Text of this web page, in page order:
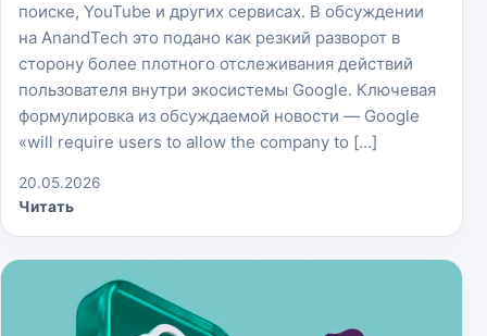
поиске, YouTube и других сервисах. В обсуждении
на AnandTech это подано как резкий разворот в
сторону более плотного отслеживания действий
пользователя внутри экосистемы Google. Ключевая
формулировка из обсуждаемой новости — Google
«will require users to allow the company to […]
20.05.2026
Читать